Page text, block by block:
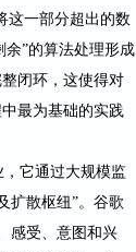
这一部分超出的数
余”的算法处理形成
闭环，这使得对
最为基础的实践
它通过大规模监
扩散枢纽”。谷歌
感受、意图和兴